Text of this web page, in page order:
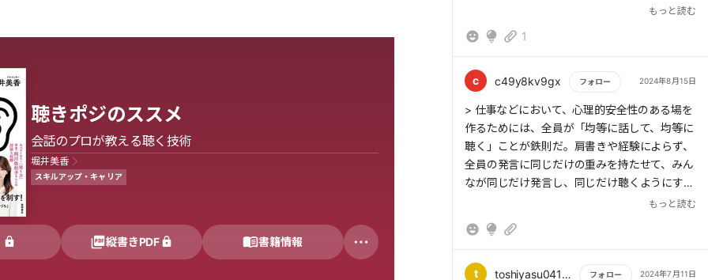
聴きポジのススメ
会話のプロが教える聴く技術
堀井美香
スキルアップ・キャリア
縦書きPDF 書籍情報
聴きポジにつくとは、相手の話を耳だけでな
の真に伝えたいことを理解すること。
・雑談では相手との「共通点」よりも「違い」
・相手にリラックスしてほしければ、相手の
0.9倍速のスピードで話す。
・相づちは、切り込まず、「ゆったりとした音
を出す」イメージで。「はいはいはい」などと
言葉を重ねない。
・相づちの打ち出しを相手の話にかぶせない。
相手がしゃべり終わってから、ゆったり一呼吸
・意見の違う相手とは、議論ではなくすり合わ
もっと読む
1
c c49y8kv9gx フォロー 2024年8月15日
もっと読む
> 仕事などにおいて、心理的安全性のある場を
作るためには、全員が「均等に話して、均等に
聴く」ことが鉄則だ。肩書きや経験によらず、
全員の発言に同じだけの重みを持たせて、みん
なが同じだけ発言し、同じだけ聴くようにす
る。そうすれば、安心感のある場が生まれ、意
必ず上がる。
もっと読む
t toshiyasu04170401 フォロー 2024年7月11日